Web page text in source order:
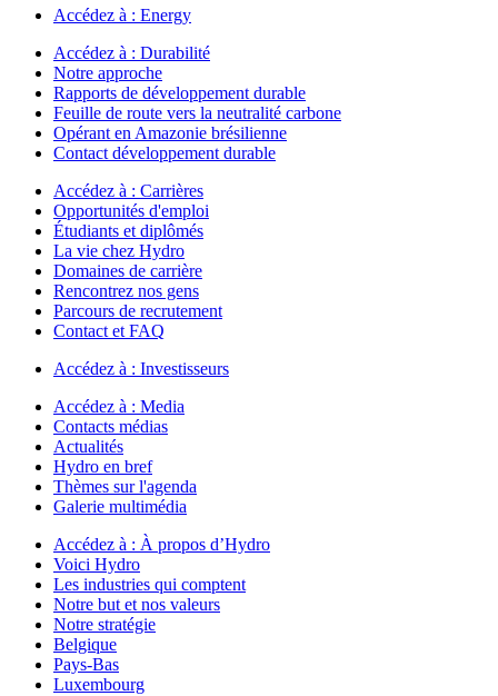
Accédez à : Energy
Accédez à : Durabilité
Notre approche
Rapports de développement durable
Feuille de route vers la neutralité carbone
Opérant en Amazonie brésilienne
Contact développement durable
Accédez à : Carrières
Opportunités d'emploi
Étudiants et diplômés
La vie chez Hydro
Domaines de carrière
Rencontrez nos gens
Parcours de recrutement
Contact et FAQ
Accédez à : Investisseurs
Accédez à : Media
Contacts médias
Actualités
Hydro en bref
Thèmes sur l'agenda
Galerie multimédia
Accédez à : À propos d’Hydro
Voici Hydro
Les industries qui comptent
Notre but et nos valeurs
Notre stratégie
Belgique
Pays-Bas
Luxembourg